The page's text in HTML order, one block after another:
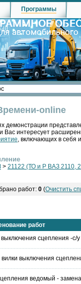
Программы
online
демонстрации
Вас интересует
, включающих в себя
> 21122 (ТО и Р ВАЗ 2110,
работ: 0 (Очистить
работ
выключения сцепления -с/
вилки выключения
ведомый -